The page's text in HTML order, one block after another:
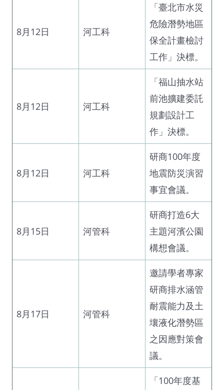
8月12日 河工科
「臺北市水災
危險潛勢地區
保全計畫檢討
工作」決標。
8月12日 河工科
「福山抽水站
前池擴建委託
規劃設計工
作」決標。
8月12日 河工科
研商100年度
地震防災演習
事宜會議。
8月15日 河管科
研商打造6大
主題河濱公園
構想會議。
8月17日 河管科
邀請學者專家
研商排水涵管
耐震能力及土
壤液化潛勢區
之因應對策會
議。
「100年度基